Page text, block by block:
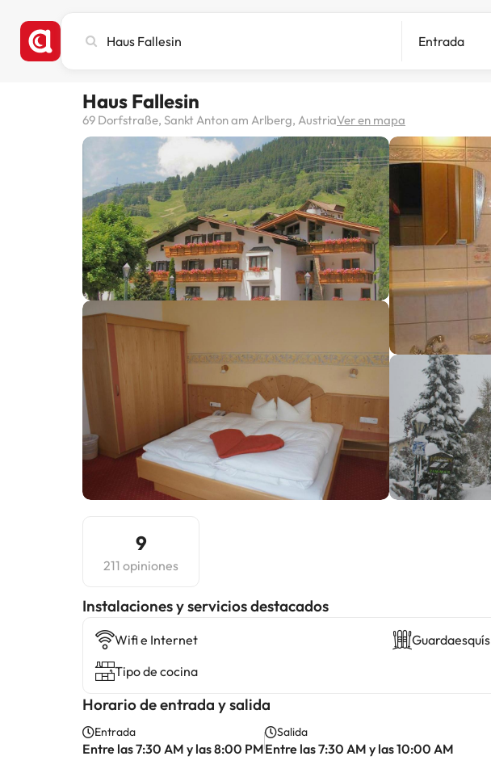
ciudad,
destino
Entrada
Haus Fallesin
69 Dorfstraße, Sankt Anton am Arlberg, AustriaVer en mapa
9
211 opiniones
Instalaciones y servicios destacados
Wifi e Internet
Guardaesquís
Tipo de cocina
Horario de entrada y salida
Entrada
Entre las 7:30 AM y las 8:00 PM
Salida
Entre las 7:30 AM y las 10:00 AM